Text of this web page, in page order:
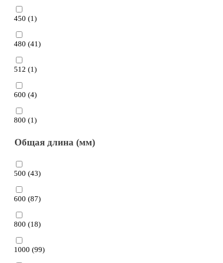
450 (1)
480 (41)
512 (1)
600 (4)
800 (1)
Общая длина (мм)
500 (43)
600 (87)
800 (18)
1000 (99)